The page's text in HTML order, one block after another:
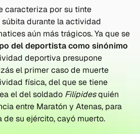
caracteriza por su tinte
durante la actividad
aún más trágicos. Ya que se
del deportista como sinónimo
deportiva presupone
el primer caso de muerte
física, del que se tiene
el del soldado Filípidesquién
entre Maratón y Atenas, para
su ejército, cayó muerto.